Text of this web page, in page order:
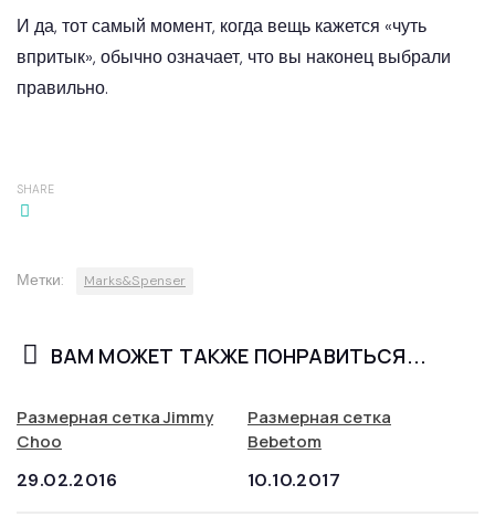
И да, тот самый момент, когда вещь кажется «чуть
впритык», обычно означает, что вы наконец выбрали
правильно.
SHARE
Метки: Marks&Spenser
ВАМ МОЖЕТ ТАКЖЕ ПОНРАВИТЬСЯ...
Размерная сетка Jimmy
Choo
29.02.2016
Размерная сетка
Bebetom
10.10.2017